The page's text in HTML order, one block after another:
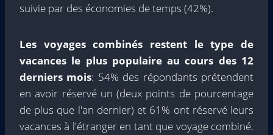
suivie par des économies de temps (42%).
Les voyages combinés restent le type de
vacances le plus populaire au cours des 12
derniers mois: 54% des répondants prétendent
en avoir réservé un (deux points de pourcentage
de plus que l'an dernier) et 61% ont réservé leurs
vacances à l'étranger en tant que voyage combiné.